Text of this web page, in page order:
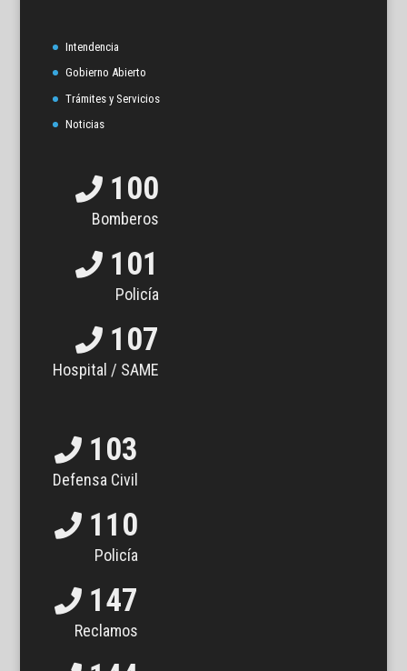
Intendencia
Gobierno Abierto
Trámites y Servicios
Noticias
100
Bomberos
101
Policía
107
Hospital / SAME
103
Defensa Civil
110
Policía
147
Reclamos